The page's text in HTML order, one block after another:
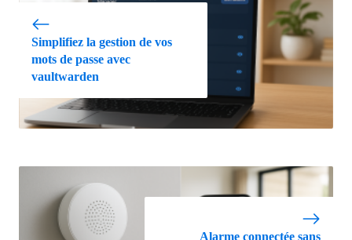
Simplifiez la gestion de vos
mots de passe avec
vaultwarden
Alarme connectée sans